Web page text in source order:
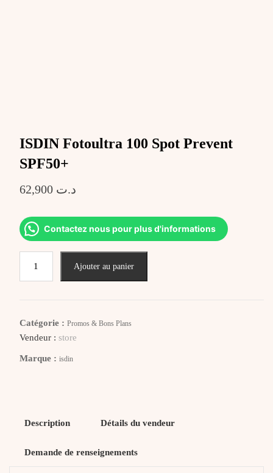
ISDIN Fotoultra 100 Spot Prevent
SPF50+
د.ت 62,900
Contactez nous pour plus d'informations
SPF50+
Ajouter au panier
Catégorie : Promos & Bons Plans
Vendeur : store
Marque : isdin
Description Détails du vendeur
Demande de renseignements